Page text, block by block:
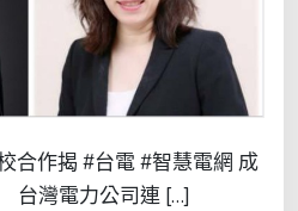
合作揭 #台電 #智慧電網 成
台灣電力公司連 […]